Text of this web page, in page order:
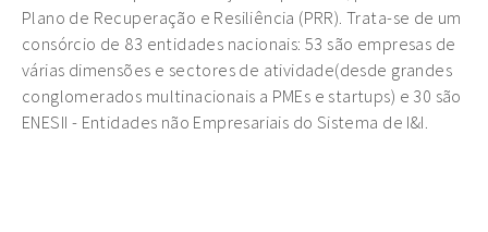
Plano de Recuperação e Resiliência (PRR). Trata-se de um
consórcio de 83 entidades nacionais: 53 são empresas de
várias dimensões e sectores de atividade(desde grandes
conglomerados multinacionais a PMEs e startups) e 30 são
ENESII - Entidades não Empresariais do Sistema de I&I.